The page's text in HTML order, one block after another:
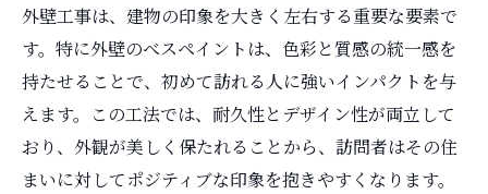
外壁工事は、建物の印象を大きく左右する重要な要素で
す。特に外壁のべスペイントは、色彩と質感の統一感を
持たせることで、初めて訪れる人に強いインパクトを与
えます。この工法では、耐久性とデザイン性が両立して
おり、外観が美しく保たれることから、訪問者はその住
まいに対してポジティブな印象を抱きやすくなります。